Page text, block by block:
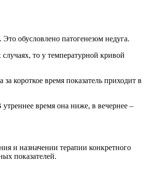
обусловлено патогенезом недуга.
то у температурной кривой
короткое время показатель приходит в
время она ниже, в вечернее –
и назначении терапии конкретного
показателей.